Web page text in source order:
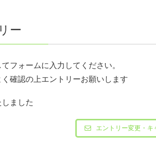
ー
フォームに入力してください。
確認の上エントリーお願いします
ました
エントリー変更・キ